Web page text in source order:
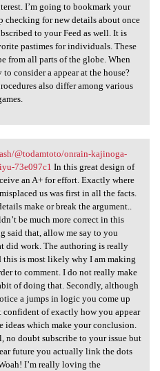
I’m going to bookmark your
checking for new details about once
to your Feed as well. It is
pastimes for individuals. These
from all parts of the globe. When
to consider a appear at the house?
also differ among various
@todamtoto
@todamtoto/onrain-kajinoga-
73e097c1 In this great design of
an A+ for effort. Exactly where
us was first in all the facts.
make or break the argument..
be much more correct in this
said that, allow me say to you
did work. The authoring is really
this is most likely why I am making
to comment. I do not really make
of doing that. Secondly, although
a jumps in logic you come up
confident of exactly how you appear
ideas which make your conclusion.
no doubt subscribe to your issue but
future you actually link the dots
I’m really loving the